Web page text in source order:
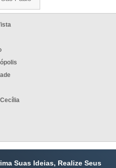
Suas Ideias, Realize Seus